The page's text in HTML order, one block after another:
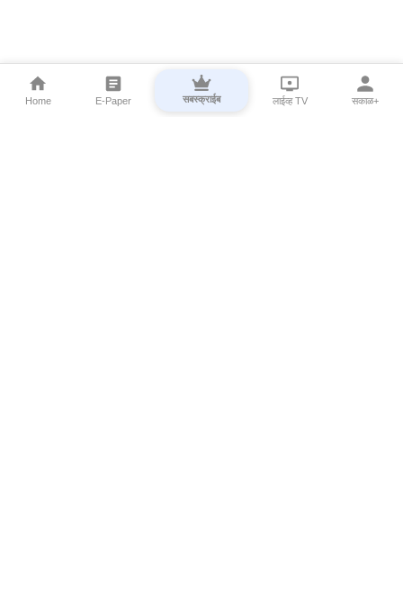
Home E-Paper सबस्क्राईब लाईव्ह TV सकाळ+